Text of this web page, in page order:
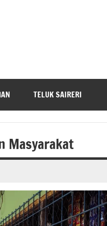
TELUK SAIRERI
Masyarakat